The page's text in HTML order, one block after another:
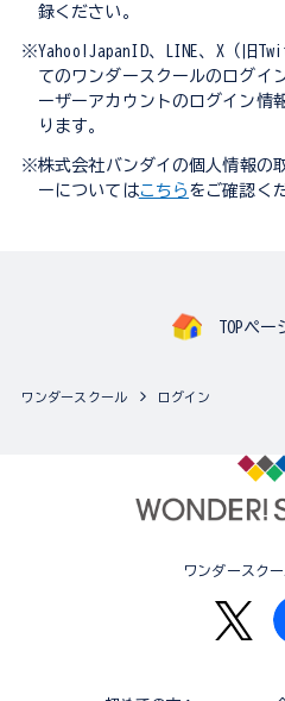
録ください。
※Yahoo!JapanID、LINE、X（旧
てのワンダースクールのログイ
ーザーアカウントのログイン情
ります。
※株式会社バンダイの個人情報の
ーについてはこちら をご確認く
TOPペ
ワンダースクール ログイン
ワンダースクー